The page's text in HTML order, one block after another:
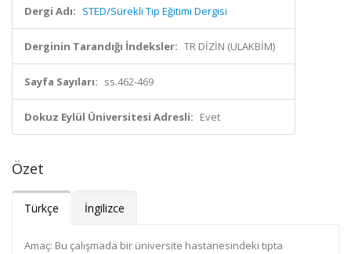
Dergi Adı: STED/Sürekli Tıp Eğitimi Dergisi
Derginin Tarandığı İndeksler: TR DİZİN (ULAKBİM)
Sayfa Sayıları: ss.462-469
Dokuz Eylül Üniversitesi Adresli: Evet
Özet
Türkçe İngilizce
Amaç: Bu çalışmada bir üniversite hastanesindeki tıpta